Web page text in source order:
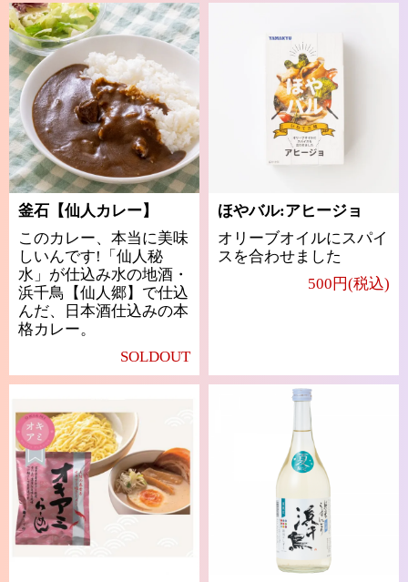
釜石【仙人カレー】
このカレー、本当に美味
しいんです!「仙人秘
水」が仕込み水の地酒・
浜千鳥【仙人郷】で仕込
んだ、日本酒仕込みの本
格カレー。
SOLDOUT
ほやバル:アヒージョ
オリーブオイルにスパイ
スを合わせました
500円(税込)